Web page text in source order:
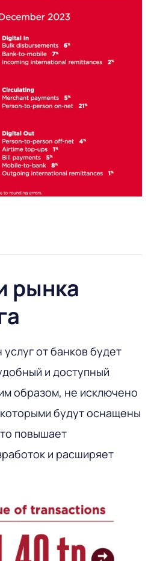
рынка
от банков будет
и доступный
образом, не исключено
будут оснащены
повышает
и расширяет